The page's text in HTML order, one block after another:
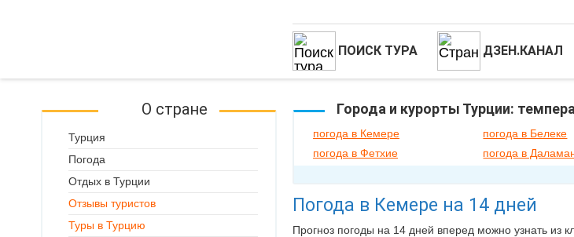
ПОИСК ТУРА ДЗЕН.КАНАЛ
Города и курорты Турции:
погода в Кемере погода в Белеке
погода в Фетхие
погода в
Погода в Кемере на 14 дней
Прогноз погоды на 14 дней вперед можно узнать из
О стране
Турция
Погода
Отдых в Турции
Отзывы туристов
Туры в Турцию